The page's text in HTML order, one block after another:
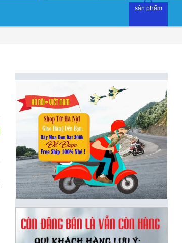
sản phẩm